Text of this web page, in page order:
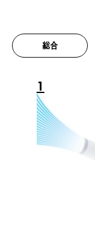
総合
1